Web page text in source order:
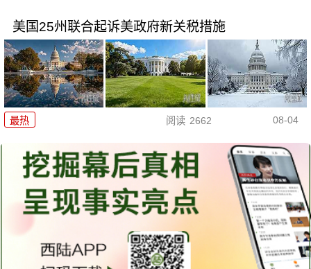
美国25州联合起诉美政府新关税措施
最热 阅读 2662 08-04